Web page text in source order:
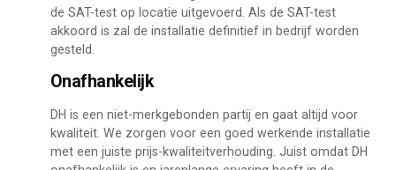
de SAT-test op locatie uitgevoerd. Als de SAT-test
akkoord is zal de installatie definitief in bedrijf worden
gesteld.
Onafhankelijk
DH is een niet-merkgebonden partij en gaat altijd voor
kwaliteit. We zorgen voor een goed werkende installatie
met een juiste prijs-kwaliteitverhouding. Juist omdat DH